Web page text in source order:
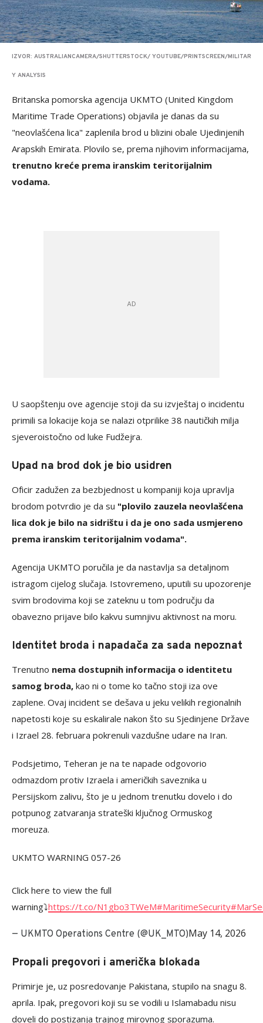
IZVOR: AUSTRALIANCAMERA/SHUTTERSTOCK/ YOUTUBE/PRINTSCREEN/MILITAR
Y ANALYSIS
Britanska pomorska agencija UKMTO (United Kingdom
Maritime Trade Operations) objavila je danas da su
"neovlašćena lica" zaplenila brod u blizini obale Ujedinjenih
Arapskih Emirata. Plovilo se, prema njihovim informacijama,
trenutno kreće prema iranskim teritorijalnim
vodama.
U saopštenju ove agencije stoji da su izvještaj o incidentu
primili sa lokacije koja se nalazi otprilike 38 nautičkih milja
sjeveroistočno od luke Fudžejra.
Upad na brod dok je bio usidren
Oficir zadužen za bezbjednost u kompaniji koja upravlja
brodom potvrdio je da su "plovilo zauzela neovlašćena
lica dok je bilo na sidrištu i da je ono sada usmjereno
prema iranskim teritorijalnim vodama".
Agencija UKMTO poručila je da nastavlja sa detaljnom
istragom cijelog slučaja. Istovremeno, uputili su upozorenje
svim brodovima koji se zateknu u tom području da
obavezno prijave bilo kakvu sumnjivu aktivnost na moru.
Identitet broda i napadača za sada nepoznat
Trenutno nema dostupnih informacija o identitetu
samog broda, kao ni o tome ko tačno stoji iza ove
zaplene. Ovaj incident se dešava u jeku velikih regionalnih
napetosti koje su eskalirale nakon što su Sjedinjene Države
i Izrael 28. februara pokrenuli vazdušne udare na Iran.
Podsjetimo, Teheran je na te napade odgovorio
odmazdom protiv Izraela i američkih saveznika u
Persijskom zalivu, što je u jednom trenutku dovelo i do
potpunog zatvaranja strateški ključnog Ormuskog
moreuza.
UKMTO WARNING 057-26
Click here to view the full
warning⤵️https://t.co/N1gbo3TWeM#MaritimeSecurity
— UKMTO Operations Centre (@UK_MTO)May 14, 2026
Propali pregovori i američka blokada
Primirje je, uz posredovanje Pakistana, stupilo na snagu 8.
aprila. Ipak, pregovori koji su se vodili u Islamabadu nisu
doveli do postizanja trajnog mirovnog sporazuma.